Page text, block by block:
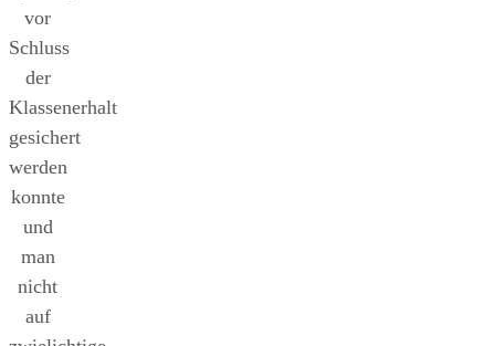
vor
Schluss
der
Klassenerhalt
gesichert
werden
konnte
und
man
nicht
auf